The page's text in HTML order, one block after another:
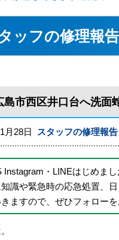
ッフの修理報告
島市西区井口台へ洗面
月28日 スタッフの修理報告
・LINEはじめま
識や緊急時の応急処置、
ますので、ぜひフォローを